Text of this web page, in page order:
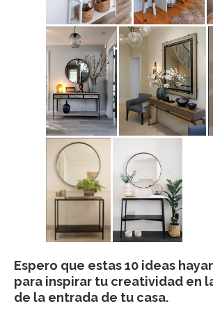
Espero que estas 10 ideas
para inspirar tu creatividad en
de la entrada de tu casa.